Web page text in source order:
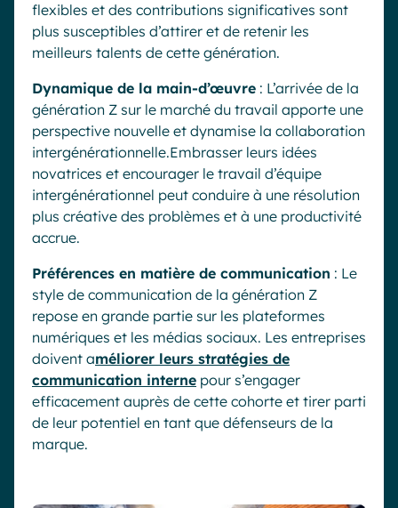
flexibles et des contributions significatives sont
plus susceptibles d’attirer et de retenir les
meilleurs talents de cette génération.
Dynamique de la main-d’œuvre : L’arrivée de la
génération Z sur le marché du travail apporte une
perspective nouvelle et dynamise la collaboration
intergénérationnelle.Embrasser leurs idées
novatrices et encourager le travail d’équipe
intergénérationnel peut conduire à une résolution
plus créative des problèmes et à une productivité
accrue.
Préférences en matière de communication : Le
style de communication de la génération Z
repose en grande partie sur les plateformes
numériques et les médias sociaux. Les entreprises
doivent améliorer leurs stratégies de
communication interne pour s’engager
efficacement auprès de cette cohorte et tirer parti
de leur potentiel en tant que défenseurs de la
marque.